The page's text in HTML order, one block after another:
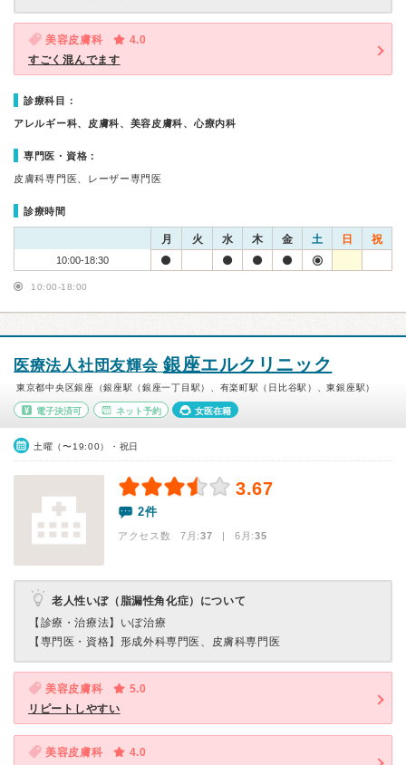
美容皮膚科
4.0
すごく混んでます
診療科目：
アレルギー科、皮膚科、美容皮膚科、心療内科
専門医・資格：
皮膚科専門医、レーザー専門医
診療時間
月 火 水 木 金 土 日 祝
10:00-18:30
10:00-18:00
医療法人社団友輝会 銀座エルクリニック
東京都中央区銀座（銀座駅（銀座一丁目駅）、有楽町駅（日比谷駅）、東銀座駅）
電子決済可 ネット予約 女医在籍
土曜（〜19:00）・祝日
3.67
2件
アクセス数 7月:37 | 6月:35
老人性いぼ（脂漏性角化症）について
【診療・治療法】 いぼ治療
【専門医・資格】 形成外科専門医、皮膚科専門医
美容皮膚科
5.0
リピートしやすい
美容皮膚科
4.0